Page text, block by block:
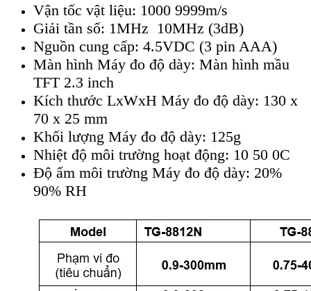
Vận tốc vật liệu: 1000 9999m/s
Giải tần số: 1MHz 10MHz (3dB)
Nguồn cung cấp: 4.5VDC (3 pin AAA)
Màn hình Máy đo độ dày: Màn hình mầu
TFT 2.3 inch
Kích thước LxWxH Máy đo độ dày: 130 x
70 x 25 mm
Khối lượng Máy đo độ dày: 125g
Nhiệt độ môi trường hoạt động: 10 50 0C
Độ ẩm môi trường Máy đo độ dày: 20%
90% RH